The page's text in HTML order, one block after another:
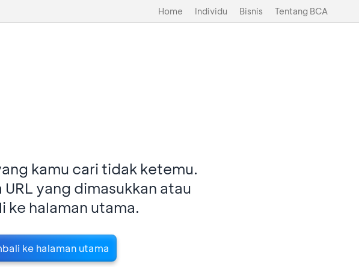
Home Individu Bisnis Tentang BCA
kamu cari tidak ketemu.
URL yang dimasukkan atau
ke halaman utama.
ke halaman utama